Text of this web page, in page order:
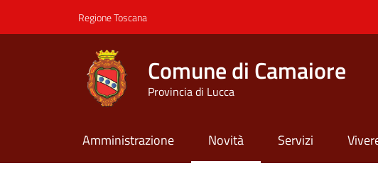
Regione Toscana
Comune di Camaiore
Provincia di Lucca
Amministrazione Novità Servizi